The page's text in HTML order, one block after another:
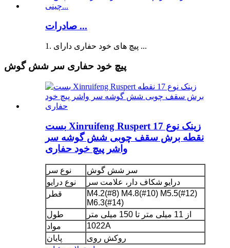
صادرات ...
1. پیچ های خود حفاری دارای ...
پیچ خود حفاری سر شش گوش
بست Xinruifeng Ruspert زینک نوع 17
نقطه برش سقف چوبی شش گوشه سر
واشر پیچ خود حفاری
نوع سر
سر شش گوش
نوع درایو
درایو شکاف دار، علامت سر
قطر
M4.2(#8) M4.8(#10) M5.5(#12)
M6.3(#14)
طول
از 11 میلی متر تا 150 میلی متر
مواد
1022A
پایان
روکش روی